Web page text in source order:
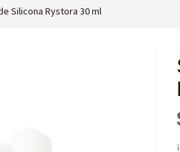
Silicona Rystora 30 ml